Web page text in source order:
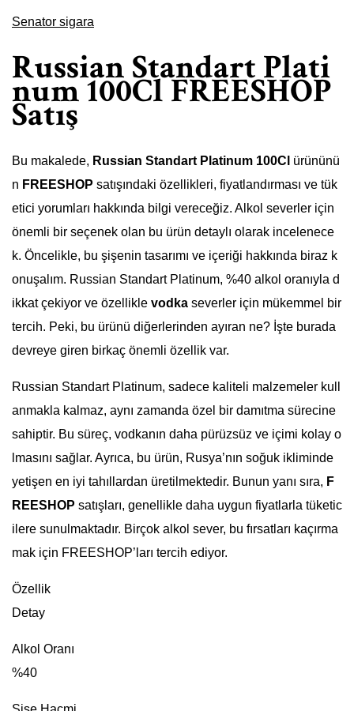
Senator sigara
Russian Standart Plati
num 100Cl FREESHOP
Satış
Bu makalede, Russian Standart Platinum 100Cl ürününü
n FREESHOP satışındaki özellikleri, fiyatlandırması ve tük
etici yorumları hakkında bilgi vereceğiz. Alkol severler için
önemli bir seçenek olan bu ürün detaylı olarak incelenece
k. Öncelikle, bu şişenin tasarımı ve içeriği hakkında biraz k
onuşalım. Russian Standart Platinum, %40 alkol oranıyla d
ikkat çekiyor ve özellikle vodka severler için mükemmel bir
tercih. Peki, bu ürünü diğerlerinden ayıran ne? İşte burada
devreye giren birkaç önemli özellik var.
Russian Standart Platinum, sadece kaliteli malzemeler kull
anmakla kalmaz, aynı zamanda özel bir damıtma sürecine
sahiptir. Bu süreç, vodkanın daha pürüzsüz ve içimi kolay o
lmasını sağlar. Ayrıca, bu ürün, Rusya’nın soğuk ikliminde
yetişen en iyi tahıllardan üretilmektedir. Bunun yanı sıra, F
REESHOP satışları, genellikle daha uygun fiyatlarla tüketic
ilere sunulmaktadır. Birçok alkol sever, bu fırsatları kaçırma
mak için FREESHOP’ları tercih ediyor.
Özellik
Detay
Alkol Oranı
%40